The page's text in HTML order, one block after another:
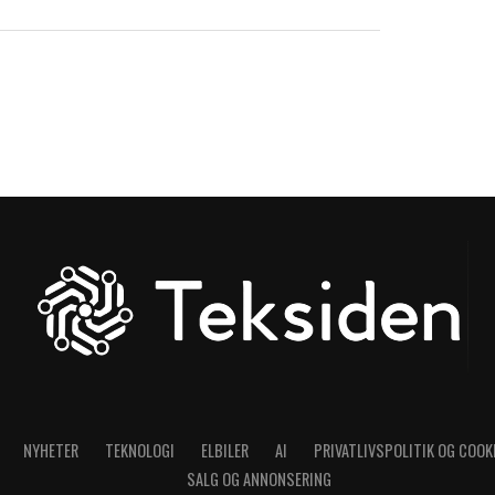
NYHETER TEKNOLOGI ELBILER AI PRIVATLIVSPOLITIK OG
SALG OG ANNONSERING